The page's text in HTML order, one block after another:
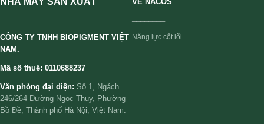
CÔNG TY TNHH BIOPIGMENT VIỆT
NAM.
Mã số thuế: 0110688237
Văn phòng đại diện: Số 1, Ngách
246/264 Đường Ngọc Thụy, Phường
Bồ Đề, Thành phố Hà Nội, Việt Nam.
Năng lực cốt lõi